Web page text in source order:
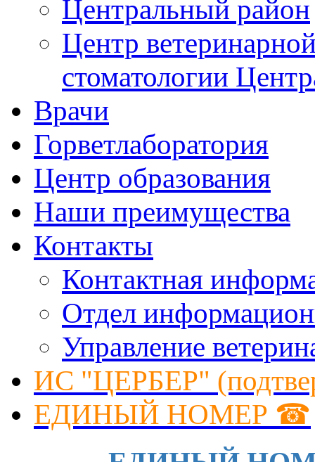
Цeнтральный район
Центр
стоматологии
Врачи
Горветлаборатория
Центр образования
Наши преимущества
Контакты
Контактная
Отдел
Управление
ИС "ЦЕРБЕР"
ЕДИНЫЙ НОМЕР ☎